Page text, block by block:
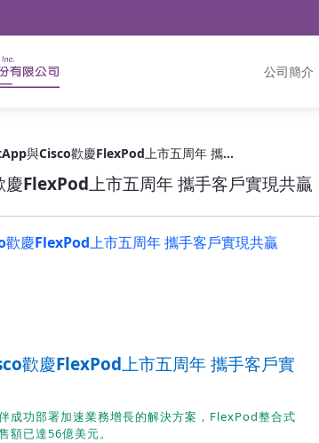
公司簡介
NetApp與Cisco歡慶FlexPod上市五周年 攜手客戶實現共贏
FlexPod上市五周年 攜手客戶實現共贏
慶FlexPod上市五周年 攜手客戶實現共贏
歡慶FlexPod上市五周年 攜手客戶實
成功部署加速業務增長的解決方案，FlexPod整合式
額已達56億美元。